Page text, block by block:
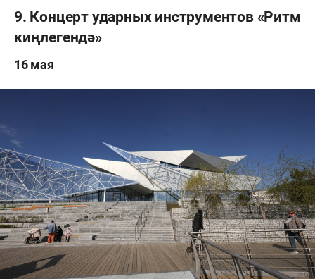
9. Концерт ударных инструментов «Ритм
киңлегендә»
16 мая